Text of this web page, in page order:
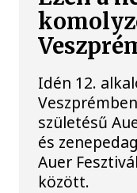
Idén 12.
születésű
és
Auer
között.